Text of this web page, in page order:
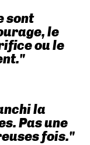
sont
le
ou le
la
Pas une
fois."